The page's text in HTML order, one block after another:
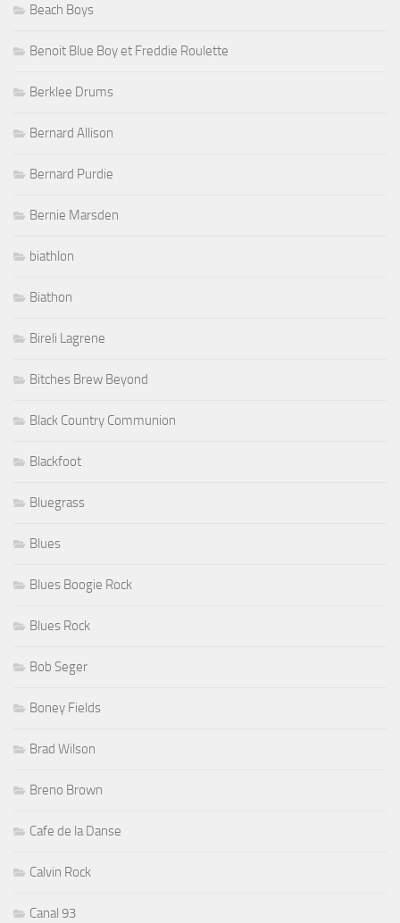
Beach Boys
Benoit Blue Boy et Freddie Roulette
Berklee Drums
Bernard Allison
Bernard Purdie
Bernie Marsden
biathlon
Biathon
Bireli Lagrene
Bitches Brew Beyond
Black Country Communion
Blackfoot
Bluegrass
Blues
Blues Boogie Rock
Blues Rock
Bob Seger
Boney Fields
Brad Wilson
Breno Brown
Cafe de la Danse
Calvin Rock
Canal 93